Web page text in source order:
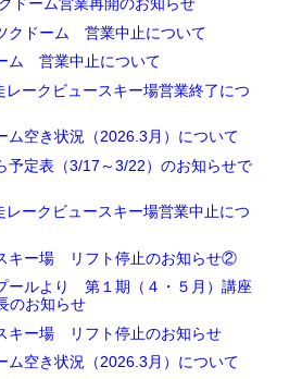
ドーム営業再開のお知らせ
ドーム 営業中止について
ム 営業中止について
レークビュースキー場営業終了につ
ム空き状況（2026.3月）について
予定表（3/17～3/22）のお知らせで
レークビュースキー場営業中止につ
キー場 リフト停止のお知らせ②
ールより 第１期（４・５月）講座
のお知らせ
キー場 リフト停止のお知らせ
ム空き状況（2026.3月）について